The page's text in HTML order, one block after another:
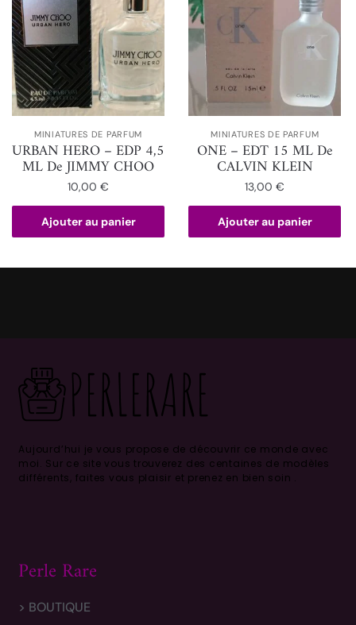
MINIATURES DE PARFUM
URBAN HERO – EDP 4,5
ML De JIMMY CHOO
10,00€
Ajouter au panier
MINIATURES DE PARFUM
ONE – EDT 15 ML De
CALVIN KLEIN
13,00€
Ajouter au panier
Aujourd’hui je vous propose de découvrir ce monde avec
moi. Sur ce site vous trouverez des centaines de modèles
différents, faites vous plaisir et prenez en bien soin .
Perle Rare
> BOUTIQUE